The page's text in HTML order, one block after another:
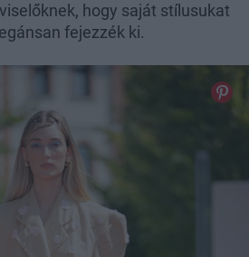
hogy saját stílusukat
fejezzék ki.